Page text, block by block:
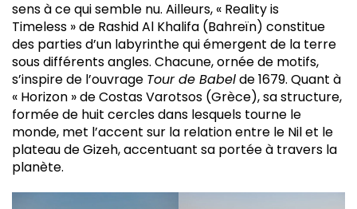
sens à ce qui semble nu. Ailleurs, « Reality is
Timeless » de Rashid Al Khalifa (Bahreïn) constitue
des parties d’un labyrinthe qui émergent de la terre
sous différents angles. Chacune, ornée de motifs,
s’inspire de l’ouvrage Tour de Babelde 1679. Quant à
« Horizon » de Costas Varotsos (Grèce), sa structure,
formée de huit cercles dans lesquels tourne le
monde, met l’accent sur la relation entre le Nil et le
plateau de Gizeh, accentuant sa portée à travers la
planète.